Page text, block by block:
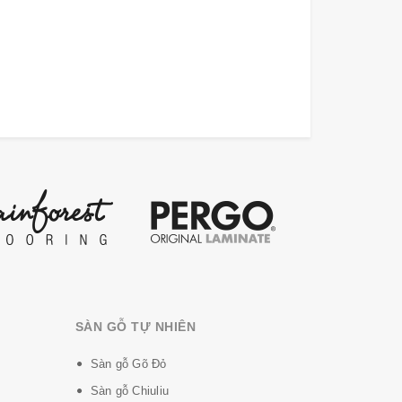
SÀN GỖ TỰ NHIÊN
Sàn gỗ Gõ Đỏ
Sàn gỗ Chiuliu